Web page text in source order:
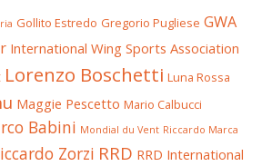
Gollito Estredo Gregorio Pugliese GWA
International Wing Sports Association
Lorenzo Boschetti Luna Rossa
Maggie Pescetto Mario Calbucci
Babini Mondial du Vent Riccardo Marca
Zorzi RRD RRD International